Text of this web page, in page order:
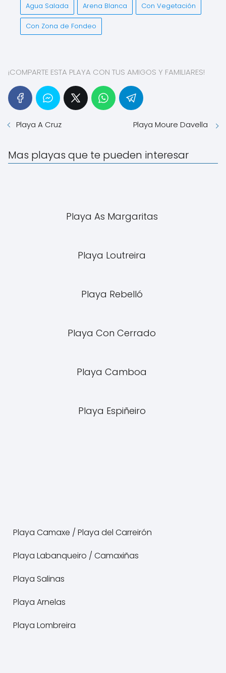
Agua Salada Arena Blanca Con Vegetación
Con Zona de Fondeo
¡COMPARTE ESTA PLAYA CON TUS AMIGOS Y FAMILIARES!
Playa A Cruz Playa Moure Davella
Mas playas que te pueden interesar
Playa As Margaritas
Playa Loutreira
Playa Rebelló
Playa Con Cerrado
Playa Camboa
Playa Espiñeiro
Playa Camaxe / Playa del Carreirón
Playa Labanqueiro / Camaxiñas
Playa Salinas
Playa Arnelas
Playa Lombreira